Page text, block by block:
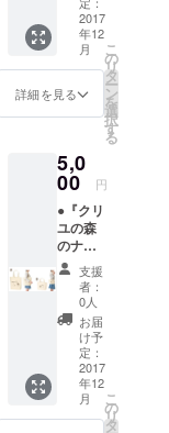
ポーチ
（W13×
H10×D
６cm）
10oz
コット
帳 A７
手のひ
らサイ
ズ
（W7.4
×H10.5
cm）
100ペー
ジ ⑥ポ
スト
カード
３枚
セット -
-----------
-----------
-----------
-----------
ファス
ナー
ポーチ
（W13×
H10×D
ン生地
④缶
バッジ3
個セッ
ト ※
トップ
ページ
に掲載
のL･M･
Sから、
それぞ
れお好
みのも
のを１
個づつ
お選び
状 ①２
WAYワ
イド
トート
（W43×
H27×D
10cm）
コット
ン生地
ショル
ダー
バック
とハン
ドバッ
クの
2way仕
様。 ②
ファス
ナー
ポーチ
（W13×
H10×D
６cm）
2017
年12
月
詳細を見る
こ
の
リ
タ
ー
ン
を
選
択
す
る
5,0
00 円
●『クリ
ユの森
のナル
ビィ』
グッズ
【H】
セット
①手書
きお礼
状 ②S
サイズ
トート
バック
支援
者：
0人
お届
け予
定：
2017
年12
月
こ
の
リ
タ